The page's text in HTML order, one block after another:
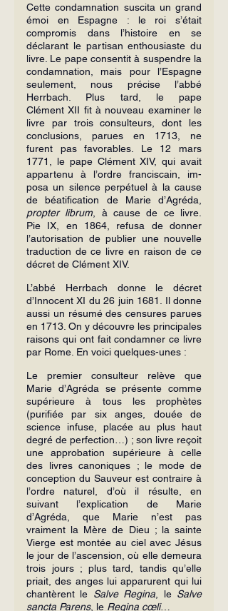
Cette condamnation suscita un grand
émoi en Espagne : le roi s’était
compromis dans l’histoire en se
déclarant le partisan enthousiaste du
livre. Le pape consentit à suspendre la
condamnation, mais pour l’Espagne
seulement, nous précise l’abbé
Herrbach. Plus tard, le pape
Clément XII fit à nouveau examiner le
livre par trois consulteurs, dont les
conclusions, parues en 1713, ne
furent pas favorables. Le 12 mars
1771, le pape Clément XIV, qui avait
appartenu à l’ordre franciscain, im­
posa un silence perpétuel à la cause
propter librum , à cause de ce livre.
Pie IX, en 1864, refusa de donner
l’autorisation de publier une nouvelle
traduction de ce livre en raison de ce
décret de Clément XIV.
L’abbé Herrbach donne le décret
d’Innocent XI du 26 juin 1681. Il donne
aussi un résumé des censures parues
en 1713. On y découvre les principales
rai­sons qui ont fait condamner ce livre
par Rome. En voici quelques-unes :
Le premier consulteur relève que
Marie d’Agréda se présente comme
supé­rieure à tous les prophètes
(purifiée par six anges, douée de
science infuse, placée au plus haut
degré de perfection…) ; son livre reçoit
une approbation supérieure à celle
des livres canoniques ; le mode de
conception du Sauveur est contraire à
l’ordre naturel, d’où il résulte, en
suivant l’explication de Marie
d’Agréda, que Marie n’est pas
vraiment la Mère de Dieu ; la sainte
Vierge est montée au ciel avec Jésus
le jour de l’ascension, où elle demeura
trois jours ; plus tard, tandis qu’elle
priait, des anges lui apparurent qui lui
chantèrent le Salve Regina , le Salve
sancta Parens, le Regina cœli…